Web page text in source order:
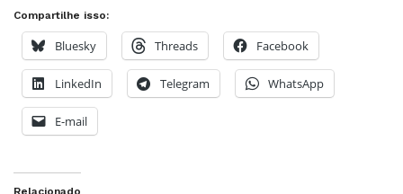
Compartilhe isso:
Bluesky Threads Facebook
LinkedIn Telegram WhatsApp
E-mail
Relacionado